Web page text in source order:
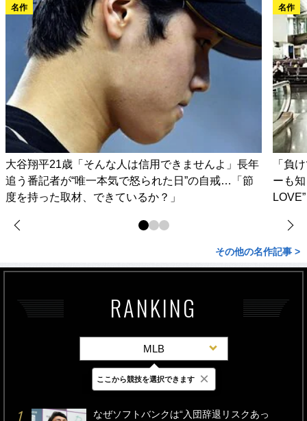
名作
大谷翔平21歳「そんな人は信用できませんよ」長年
追う番記者が“唯一本気で怒られた日”の自戒…「節
度を持った取材、できているか？」
名作
「負
ーも
その他の名作記事 >
RANKING
MLB
最新 24時間 週間
なぜソフトバンクは“入団辞退リスクあっ
ここから競技を選択できます ×